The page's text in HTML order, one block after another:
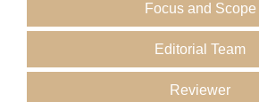
Focus and Scope
Editorial Team
Reviewer